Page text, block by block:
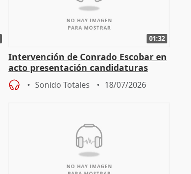
01:32
Intervención de Conrado Escobar en
acto presentación candidaturas
alcaldes PP para 2027
Sonido Totales 18/07/2026